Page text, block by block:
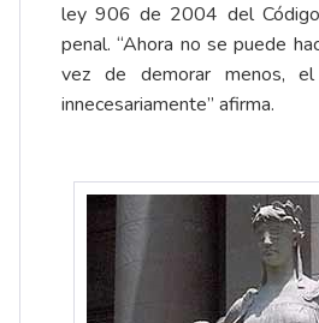
ley 906 de 2004 del
penal. “Ahora no se puede
vez de demorar menos,
innecesariamente” afirma.